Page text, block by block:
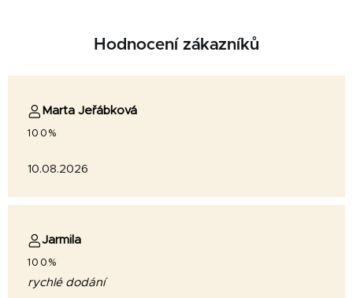
Hodnocení zákazníků
Marta Jeřábková
100%
10.08.2026
Jarmila
100%
rychlé dodání